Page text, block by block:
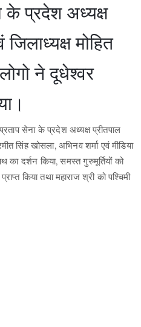
के प्रदेश अध्यक्ष
मोहित
ने दूधेश्वर
सेना के प्रदेश अध्यक्ष प्रीतपाल
सिंह खोसला, अभिनव शर्मा एवं मीडिया
का दर्शन किया, समस्त गुरुमूर्तियों को
किया तथा महाराज श्री को पश्चिमी